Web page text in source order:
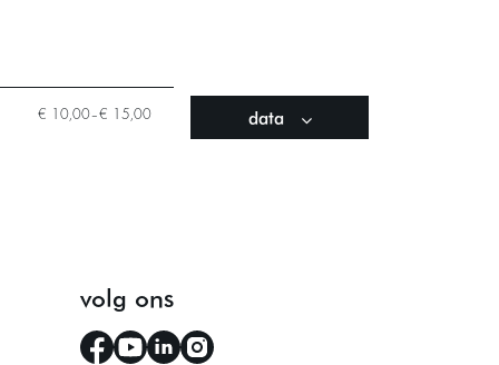
€ 10,00–€ 15,00 data
volg ons